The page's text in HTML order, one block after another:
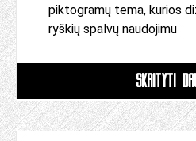
piktogramų tema, kurios
ryškių spalvų naudojimu
SKAITYTI